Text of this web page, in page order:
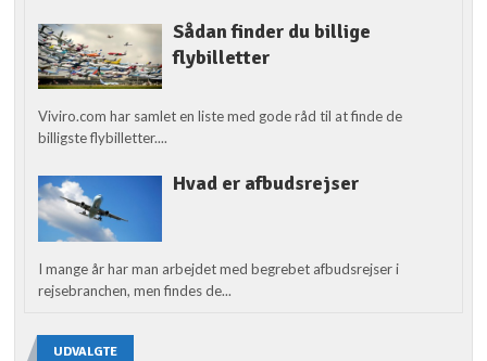
Sådan finder du billige
flybilletter
Viviro.com har samlet en liste med gode råd til at finde de
billigste flybilletter....
Hvad er afbudsrejser
I mange år har man arbejdet med begrebet afbudsrejser i
rejsebranchen, men findes de...
UDVALGTE